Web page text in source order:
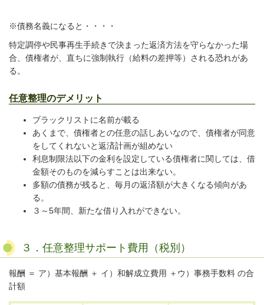
※債務名義になると・・・・
特定調停や民事再生手続きで決まった返済方法を守らなかった場
合、債権者が、直ちに強制執行（給料の差押等）される恐れがあ
る。
任意整理のデメリット
ブラックリストに名前が載る
あくまで、債権者との任意の話しあいなので、債権者が同意
をしてくれないと返済計画が組めない
利息制限法以下の金利を設定している債権者に関しては、借
金額そのものを減らすことは出来ない。
多額の債務が残ると、毎月の返済額が大きくなる傾向があ
る。
３～5年間、新たな借り入れができない。
３．任意整理サポート費用 （税別）
報酬 ＝ ア）基本報酬 ＋ イ）和解成立費用 ＋ウ）事務手数料 の合
計額